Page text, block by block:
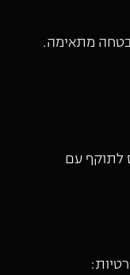
מתאימה.
לתוקף עם